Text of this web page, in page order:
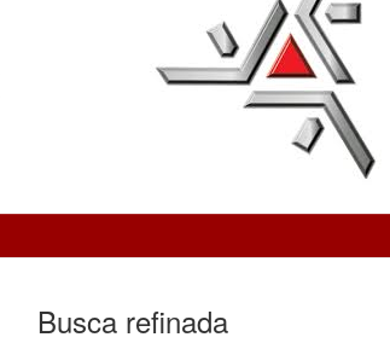
Busca refinada